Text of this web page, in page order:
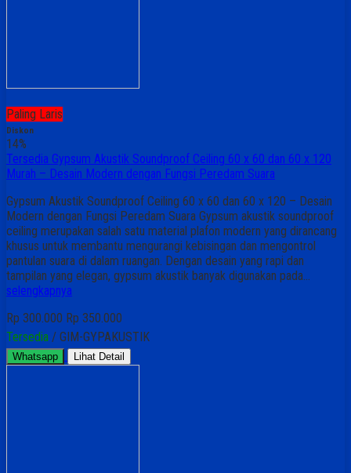
Paling Laris
Diskon
14%
Tersedia Gypsum Akustik Soundproof Ceiling 60 x 60 dan 60 x 120
Murah – Desain Modern dengan Fungsi Peredam Suara
Gypsum Akustik Soundproof Ceiling 60 x 60 dan 60 x 120 – Desain
Modern dengan Fungsi Peredam Suara Gypsum akustik soundproof
ceiling merupakan salah satu material plafon modern yang dirancang
khusus untuk membantu mengurangi kebisingan dan mengontrol
pantulan suara di dalam ruangan. Dengan desain yang rapi dan
tampilan yang elegan, gypsum akustik banyak digunakan pada…
selengkapnya
Rp 300.000 Rp 350.000
Tersedia / GIM-GYPAKUSTIK
Whatsapp Lihat Detail